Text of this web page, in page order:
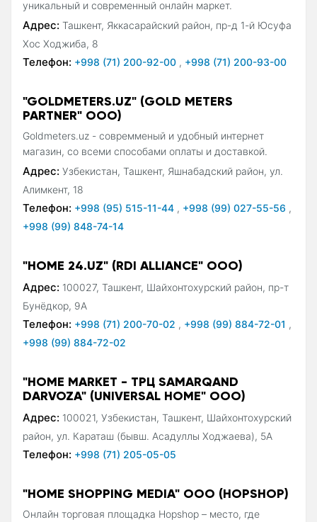
уникальный и современный онлайн маркет.
Адрес: Ташкент, Яккасарайский район, пр-д 1-й Юсуфа
Хос Ходжиба, 8
Телефон: +998 (71) 200-92-00 , +998 (71) 200-93-00
"GOLDMETERS.UZ" (GOLD METERS
PARTNER" ООО)
Goldmeters.uz - совремменый и удобный интернет
магазин, со всеми способами оплаты и доставкой.
Адрес: Узбекистан, Ташкент, Яшнабадский район, ул.
Алимкент, 18
Телефон: +998 (95) 515-11-44 , +998 (99) 027-55-56 ,
+998 (99) 848-74-14
"HOME 24.UZ" (RDI ALLIANCE" ООО)
Адрес: 100027, Ташкент, Шайхонтохурский район, пр-т
Бунёдкор, 9А
Телефон: +998 (71) 200-70-02 , +998 (99) 884-72-01 ,
+998 (99) 884-72-02
"HOME MARKET - ТРЦ SAMARQAND
DARVOZA" (UNIVERSAL HOME" ООО)
Адрес: 100021, Узбекистан, Ташкент, Шайхонтохурский
район, ул. Караташ (бывш. Асадуллы Ходжаева), 5А
Телефон: +998 (71) 205-05-05
"HOME SHOPPING MEDIA" ООО (HOPSHOP)
Онлайн торговая площадка Hopshop – место, где